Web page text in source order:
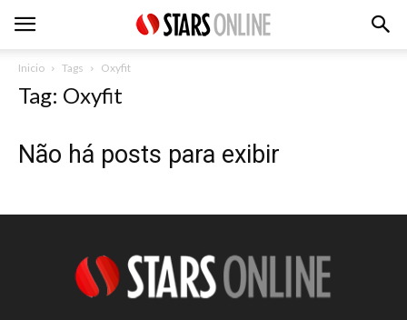
Inicio Tags Oxyfit
Tag: Oxyfit
Não há posts para exibir